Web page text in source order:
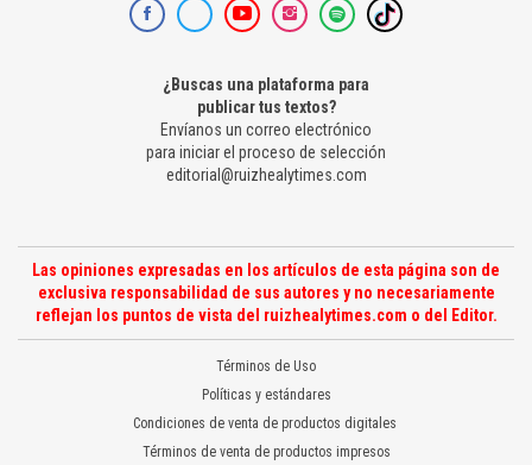
¿Buscas una plataforma para
publicar tus textos?
Envíanos un correo electrónico
para iniciar el proceso de selección
editorial@ruizhealytimes.com
Las opiniones expresadas en los artículos de esta página son de
exclusiva responsabilidad de sus autores y no necesariamente
reflejan los puntos de vista del ruizhealytimes.com o del Editor.
Términos de Uso
Políticas y estándares
Condiciones de venta de productos digitales
Términos de venta de productos impresos